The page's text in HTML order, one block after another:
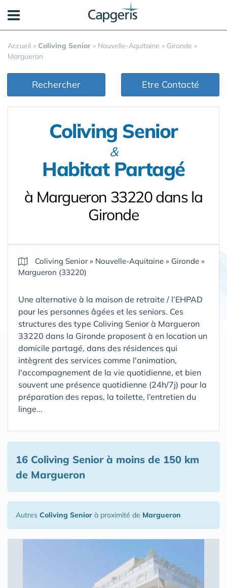
Accueil » Coliving Senior » Nouvelle-Aquitaine » Gironde »
Margueron
Rechercher Etre Contacté
Coliving Senior
&
Habitat Partagé
à Margueron 33220 dans la
Gironde
Coliving Senior» Nouvelle-Aquitaine » Gironde »
Margueron (33220)
Une alternative à la maison de retraite / l’EHPAD
pour les personnes âgées et les seniors. Ces
structures des type Coliving Senior à Margueron
33220 dans la Gironde proposent à en location un
domicile partagé, dans des résidences qui
intègrent des services comme l'animation,
l'accompagnement de la vie quotidienne, et bien
souvent une présence quotidienne (24h/7j) pour la
préparation des repas, la toilette, l’entretien du
linge...
16 Coliving Seniorà moins de 150 km
de Margueron
Autres Coliving Senior à proximité de Margueron